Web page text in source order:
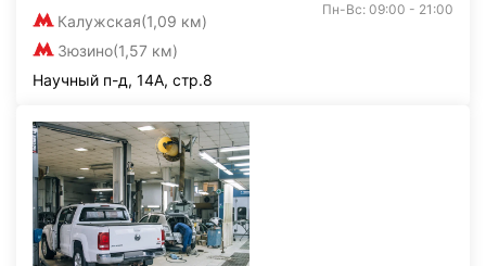
Калужская(1,09 км)
Зюзино(1,57 км)
Пн-Вс: 09:00 - 21:00
Научный п-д, 14А, стр.8